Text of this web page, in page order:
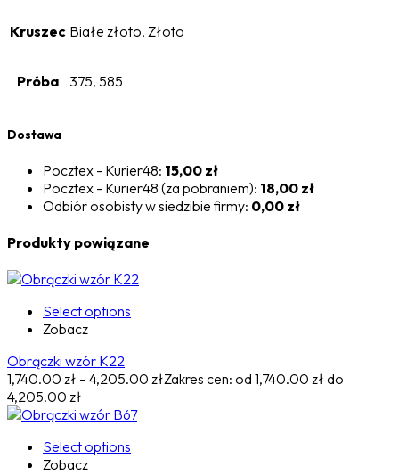
Kruszec Białe złoto, Złoto
Próba 375, 585
Dostawa
Pocztex - Kurier48: 15,00 zł
Pocztex - Kurier48 (za pobraniem): 18,00 zł
Odbiór osobisty w siedzibie firmy: 0,00 zł
Produkty powiązane
Select options
Zobacz
Obrączki wzór K22
1,740.00 zł – 4,205.00 złZakres cen: od 1,740.00 zł do
4,205.00 zł
Select options
Zobacz